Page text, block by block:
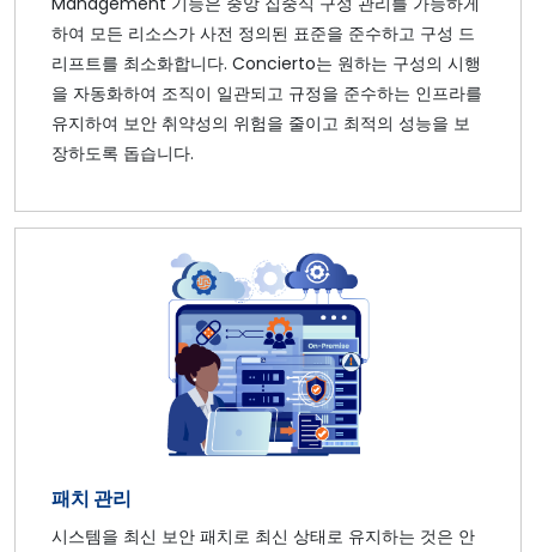
하여 모든 리소스가 사전 정의된 표준을 준수하고 구성 드
리프트를 최소화합니다. Concierto는 원하는 구성의 시행
을 자동화하여 조직이 일관되고 규정을 준수하는 인프라를
유지하여 보안 취약성의 위험을 줄이고 최적의 성능을 보
장하도록 돕습니다.
패치 관리
시스템을 최신 보안 패치로 최신 상태로 유지하는 것은 안